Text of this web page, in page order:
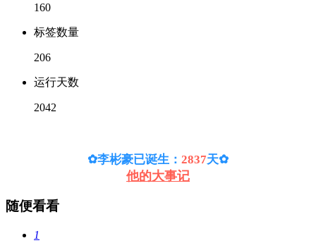
160
标签数量
206
运行天数
2042
✿李彬豪已诞生： 2837天✿
他的大事记
随便看看
1